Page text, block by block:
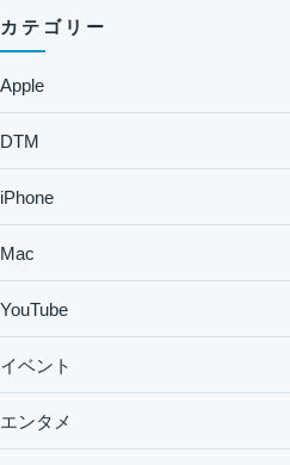
カテゴリー
Apple
DTM
iPhone
Mac
YouTube
イベント
エンタメ